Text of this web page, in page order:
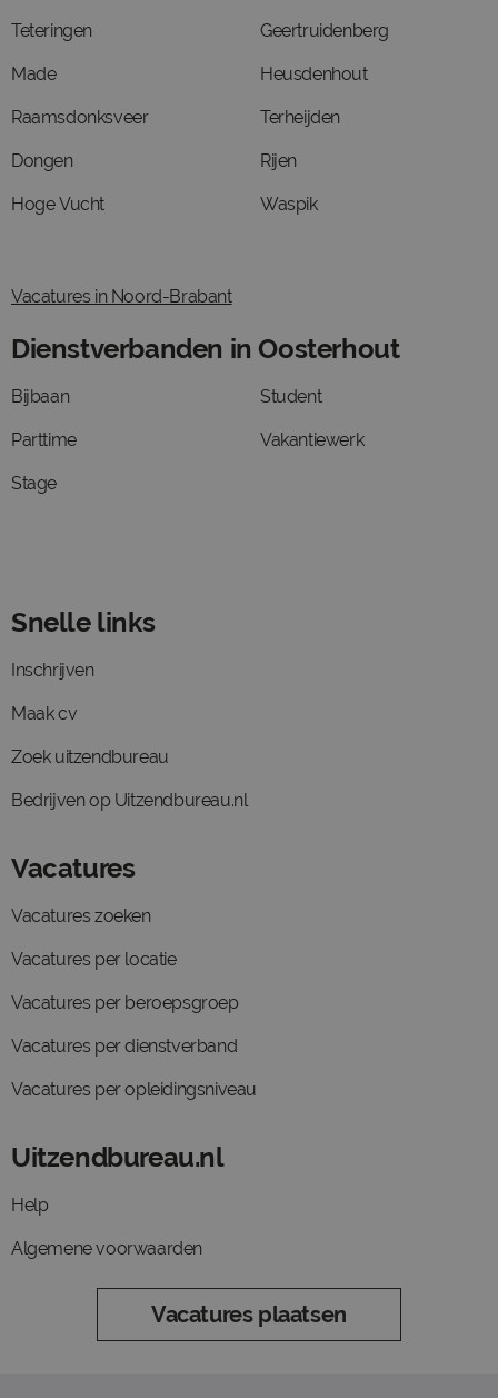
Teteringen
Made
Raamsdonksveer
Dongen
Hoge Vucht
Geertruidenberg
Heusdenhout
Terheijden
Rijen
Waspik
Vacatures in Noord-Brabant
Dienstverbanden in Oosterhout
Bijbaan
Parttime
Stage
Student
Vakantiewerk
Snelle links
Inschrijven
Maak cv
Zoek uitzendbureau
Bedrijven op Uitzendbureau.nl
Vacatures
Vacatures zoeken
Vacatures per locatie
Vacatures per beroepsgroep
Vacatures per dienstverband
Vacatures per opleidingsniveau
Uitzendbureau.nl
Help
Algemene voorwaarden
Vacatures plaatsen